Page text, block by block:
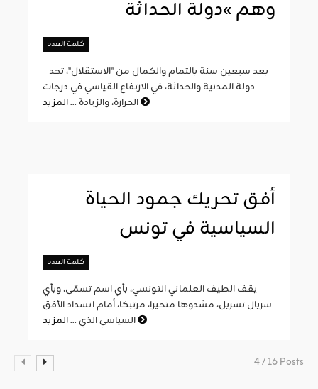
وهم »دولة الحداثة
كلمة العدد
دولة المدنية والحداثة، في الارتفاع القياسي في درجات
الحرارة، والزيادة ...
أفق تحريك جمود الحياة
السياسية في تونس
كلمة العدد
يقف الطيف العلماني التونسي، بأي اسم تسمّى، وبأي
سربال تسربل، مشدوها متحيرا، مرتبكا، أمام انسداد الأفق
السياسي الذي ...
4 / 16 Posts